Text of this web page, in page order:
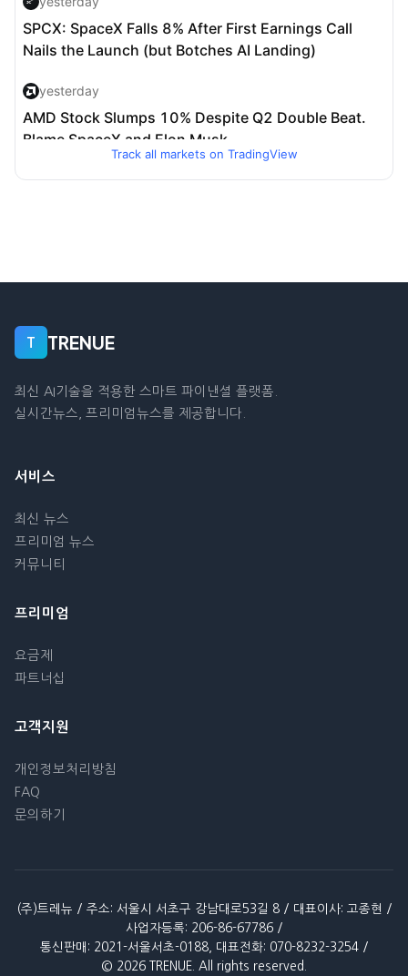
Track all markets on TradingView
T TRENUE
최신 AI기술을 적용한 스마트 파이낸셜 플랫폼.
실시간뉴스, 프리미엄뉴스를 제공합니다.
서비스
최신 뉴스
프리미엄 뉴스
커뮤니티
프리미엄
요금제
파트너십
고객지원
개인정보처리방침
FAQ
문의하기
(주)트레뉴 / 주소: 서울시 서초구 강남대로53길 8 / 대표이사: 고종현 /
사업자등록: 206-86-67786 /
통신판매: 2021-서울서초-0188, 대표전화: 070-8232-3254 /
© 2026 TRENUE. All rights reserved.